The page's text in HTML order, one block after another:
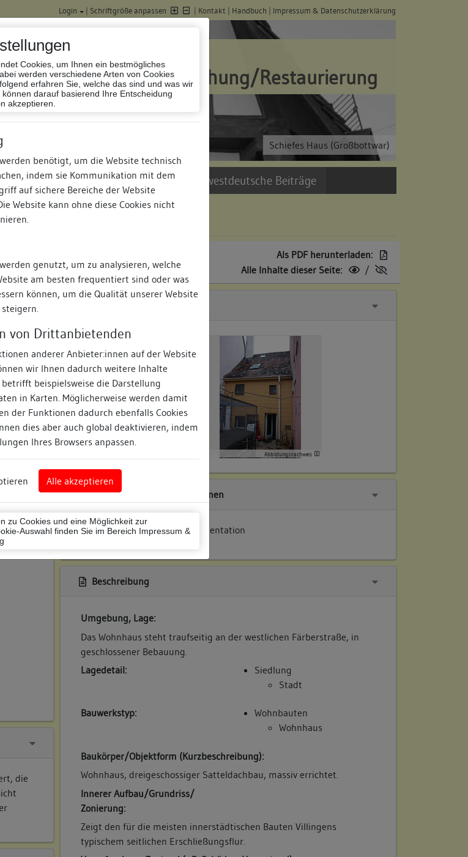
Cookies, um Ihnen ein bestmögliches
werden verschiedene Arten von Cookies
erfahren Sie, welche das sind und was wir
darauf basierend Ihre Entscheidung
akzeptieren.
benötigt, um die Website technisch
indem sie Kommunikation mit dem
auf sichere Bereiche der Website
Website kann ohne diese Cookies nicht
genutzt, um zu analysieren, welche
am besten frequentiert sind oder was
können, um die Qualität unserer Website
von Drittanbietenden
anderer Anbieter:innen auf der Website
wir Ihnen dadurch weitere Inhalte
betrifft beispielsweise die Darstellung
in Karten. Möglicherweise werden damit
der Funktionen dadurch ebenfalls Cookies
dies aber auch global deaktivieren, indem
Ihres Browsers anpassen.
Alle akzeptieren
zu Cookies und eine Möglichkeit zur
Auswahl finden Sie im Bereich Impressum &
Login | Schriftgröße anpassen | Kontakt | Handbuch | Impressum & Datenschutzerklärung
Schiefes Haus (Großbottwar)
Datenbank Bauforschung/Restaurierung
Suche Freie Bauforscher:innen Südwestdeutsche Beiträge
Als PDF herunterladen:
Alle Inhalte dieser Seite:
/
die
Abbildungsnachweis
Zugeordnete Dokumentationen
Bauhistorische Kurzdokumentation
Beschreibung
Umgebung, Lage:
Das Wohnhaus steht traufseitig an der westlichen Färberstraße, in
geschlossener Bebauung.
Lagedetail:
Siedlung
Stadt
Bauwerkstyp:
Wohnbauten
Wohnhaus
Baukörper/Objektform (Kurzbeschreibung):
Wohnhaus, dreigeschossiger Satteldachbau, massiv errichtet.
Innerer Aufbau/Grundriss/
Zonierung:
Zeigt den für die meisten innerstädtischen Bauten Villingens
typischem seitlichen Erschließungsflur.